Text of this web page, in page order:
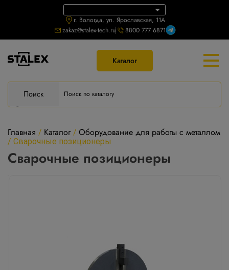
г. Вологда, ул. Ярославская, 11А
zakaz@stalex-tech.ru
8800 777 6871
Каталог
Поиск
Главная / Каталог / Оборудование для работы с металлом
/ Сварочные позиционеры
Сварочные позиционеры